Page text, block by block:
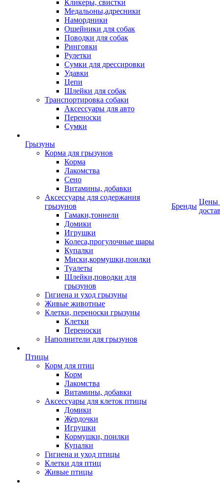
Кликеры, свистки
Медальоны,адресники
Намордники
Ошейники для собак
Поводки для собак
Ринговки
Рулетки
Сумки для дрессировки
Удавки
Цепи
Шлейки для собак
Транспортировка собаки
Аксессуары для авто
Переноски
Сумки
Грызуны
Корма для грызунов
Корма
Лакомства
Сено
Витамины, добавки
Аксессуары для содержания
грызунов
Гамаки,тоннели
Домики
Игрушки
Колеса,прогулочные шары
Купалки
Миски,кормушки,поилки
Туалеты
Шлейки,поводки для
грызунов
Гигиена и уход грызуны
Живые животные
Клетки, переноски грызуны
Клетки
Переноски
Наполнители для грызунов
Птицы
Корм для птиц
Корм
Лакомства
Витамины, добавки
Аксессуары для клеток птицы
Домики
Жердочки
Игрушки
Кормушки, поилки
Купалки
Гигиена и уход птицы
Клетки для птиц
Живые птицы
Бренды
Цены